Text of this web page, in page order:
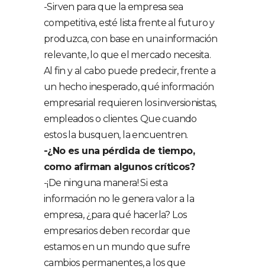
-Sirven para que la empresa sea
competitiva, esté lista frente al futuro y
produzca, con base en una información
relevante, lo que el mercado necesita.
Al fin y al cabo puede predecir, frente a
un hecho inesperado, qué información
empresarial requieren los inversionistas,
empleados o clientes. Que cuando
estos la busquen, la encuentren.
-¿No es una pérdida de tiempo,
como afirman algunos críticos?
-¡De ninguna manera! Si esta
información no le genera valor a la
empresa, ¿para qué hacerla? Los
empresarios deben recordar que
estamos en un mundo que sufre
cambios permanentes, a los que